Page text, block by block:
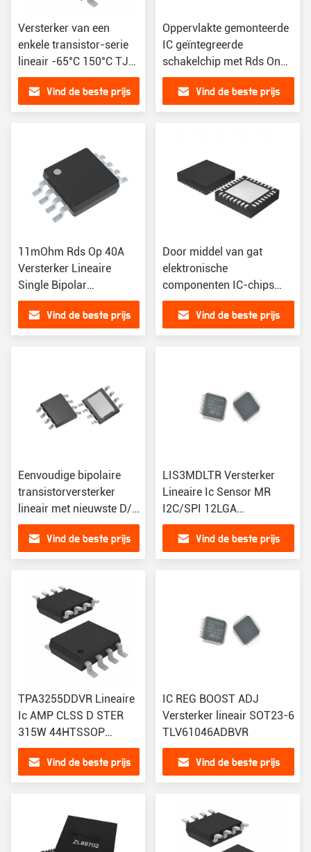
Versterker van een
enkele transistor-serie
lineair -65°C 150°C TJ
Vgs Max ±20V
Vind de beste prijs
Oppervlakte gemonteerde
IC geïntegreerde
schakelchip met Rds On
Max Id Vgs 10V
Vind de beste prijs
11mOhm Rds Op 40A
Versterker Lineaire
Single Bipolar
Transistor met 160nC
Gate Charge
Vind de beste prijs
Door middel van gat
elektronische
componenten IC-chips
met 160nC gate lading en
hoge normen
Vind de beste prijs
Eenvoudige bipolaire
transistorversterker
lineair met nieuwste D/C
BC846UPNE6327HTSA1
Vind de beste prijs
LIS3MDLTR Versterker
Lineaire Ic Sensor MR
I2C/SPI 12LGA
Magnetoresistieve Sensor
X, Y, Z As 12-Lga (2x2)
Vind de beste prijs
TPA3255DDVR Lineaire
Ic AMP CLSS D STER
315W 44HTSSOP
Versterker IC 2-kanaal
(stereo) Klasse D 44-
HTSSOP
Vind de beste prijs
IC REG BOOST ADJ
Versterker lineair SOT23-6
TLV61046ADBVR
Vind de beste prijs